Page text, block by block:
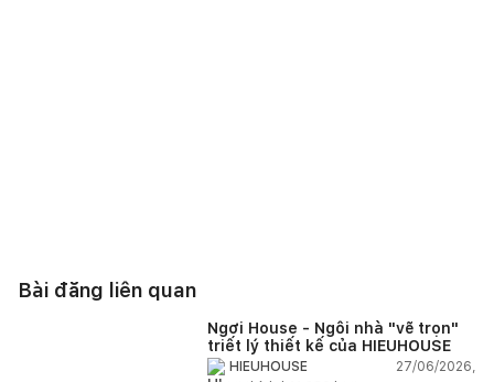
Bài đăng liên quan
Ngơi House - Ngôi nhà "vẽ trọn"
triết lý thiết kế của HIEUHOUSE
HIEUHOUSE
27/06/2026,